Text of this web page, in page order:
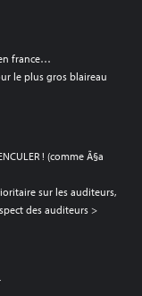
france…
le plus gros blaireau
! (comme Ã§a
sur les auditeurs,
des auditeurs >